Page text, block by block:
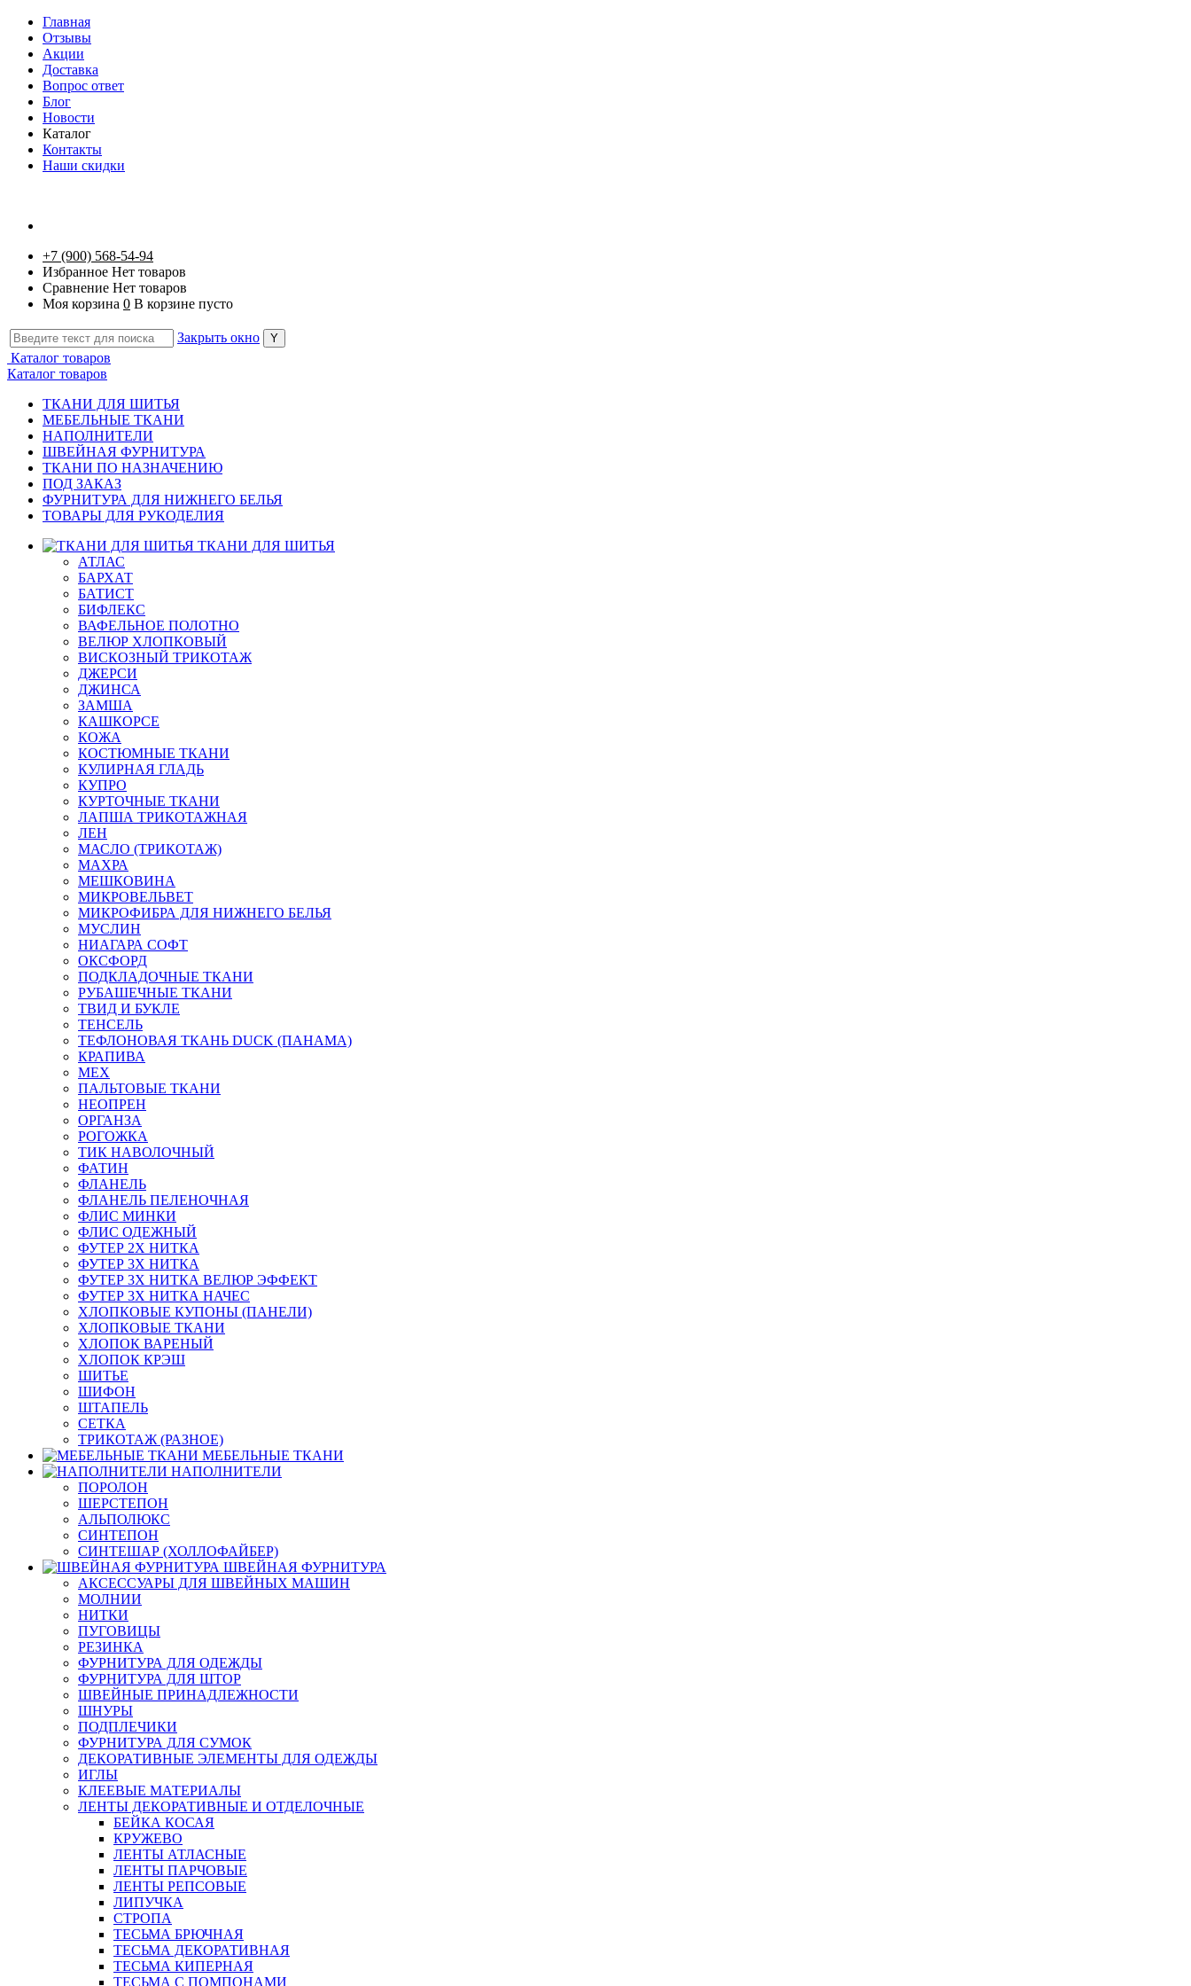
Главная
Отзывы
Акции
Доставка
Вопрос ответ
Блог
Новости
Каталог
Контакты
Наши скидки
+7 (900) 568-54-94
Избранное Нет товаров
Сравнение Нет товаров
Моя корзина 0 В корзине пусто
Закрыть окно
Каталог товаров
Каталог товаров
ТКАНИ ДЛЯ ШИТЬЯ
МЕБЕЛЬНЫЕ ТКАНИ
НАПОЛНИТЕЛИ
ШВЕЙНАЯ ФУРНИТУРА
ТКАНИ ПО НАЗНАЧЕНИЮ
ПОД ЗАКАЗ
ФУРНИТУРА ДЛЯ НИЖНЕГО БЕЛЬЯ
ТОВАРЫ ДЛЯ РУКОДЕЛИЯ
ТКАНИ ДЛЯ ШИТЬЯ
АТЛАС
БАРХАТ
БАТИСТ
БИФЛЕКС
ВАФЕЛЬНОЕ ПОЛОТНО
ВЕЛЮР ХЛОПКОВЫЙ
ВИСКОЗНЫЙ ТРИКОТАЖ
ДЖЕРСИ
ДЖИНСА
ЗАМША
КАШКОРСЕ
КОЖА
КОСТЮМНЫЕ ТКАНИ
КУЛИРНАЯ ГЛАДЬ
КУПРО
КУРТОЧНЫЕ ТКАНИ
ЛАПША ТРИКОТАЖНАЯ
ЛЕН
МАСЛО (ТРИКОТАЖ)
МАХРА
МЕШКОВИНА
МИКРОВЕЛЬВЕТ
МИКРОФИБРА ДЛЯ НИЖНЕГО БЕЛЬЯ
МУСЛИН
НИАГАРА СОФТ
ОКСФОРД
ПОДКЛАДОЧНЫЕ ТКАНИ
РУБАШЕЧНЫЕ ТКАНИ
ТВИД И БУКЛЕ
ТЕНСЕЛЬ
ТЕФЛОНОВАЯ ТКАНЬ DUCK (ПАНАМА)
КРАПИВА
МЕХ
ПАЛЬТОВЫЕ ТКАНИ
НЕОПРЕН
ОРГАНЗА
РОГОЖКА
ТИК НАВОЛОЧНЫЙ
ФАТИН
ФЛАНЕЛЬ
ФЛАНЕЛЬ ПЕЛЕНОЧНАЯ
ФЛИС МИНКИ
ФЛИС ОДЕЖНЫЙ
ФУТЕР 2Х НИТКА
ФУТЕР 3Х НИТКА
ФУТЕР 3Х НИТКА ВЕЛЮР ЭФФЕКТ
ФУТЕР 3Х НИТКА НАЧЕС
ХЛОПКОВЫЕ КУПОНЫ (ПАНЕЛИ)
ХЛОПКОВЫЕ ТКАНИ
ХЛОПОК ВАРЕНЫЙ
ХЛОПОК КРЭШ
ШИТЬЕ
ШИФОН
ШТАПЕЛЬ
СЕТКА
ТРИКОТАЖ (РАЗНОЕ)
МЕБЕЛЬНЫЕ ТКАНИ
НАПОЛНИТЕЛИ
ПОРОЛОН
ШЕРСТЕПОН
АЛЬПОЛЮКС
СИНТЕПОН
СИНТЕШАР (ХОЛЛОФАЙБЕР)
ШВЕЙНАЯ ФУРНИТУРА
АКСЕССУАРЫ ДЛЯ ШВЕЙНЫХ МАШИН
МОЛНИИ
НИТКИ
ПУГОВИЦЫ
РЕЗИНКА
ФУРНИТУРА ДЛЯ ОДЕЖДЫ
ФУРНИТУРА ДЛЯ ШТОР
ШВЕЙНЫЕ ПРИНАДЛЕЖНОСТИ
ШНУРЫ
ПОДПЛЕЧИКИ
ФУРНИТУРА ДЛЯ СУМОК
ДЕКОРАТИВНЫЕ ЭЛЕМЕНТЫ ДЛЯ ОДЕЖДЫ
ИГЛЫ
КЛЕЕВЫЕ МАТЕРИАЛЫ
ЛЕНТЫ ДЕКОРАТИВНЫЕ И ОТДЕЛОЧНЫЕ
БЕЙКА КОСАЯ
КРУЖЕВО
ЛЕНТЫ АТЛАСНЫЕ
ЛЕНТЫ ПАРЧОВЫЕ
ЛЕНТЫ РЕПСОВЫЕ
ЛИПУЧКА
СТРОПА
ТЕСЬМА БРЮЧНАЯ
ТЕСЬМА ДЕКОРАТИВНАЯ
ТЕСЬМА КИПЕРНАЯ
ТЕСЬМА С ПОМПОНАМИ